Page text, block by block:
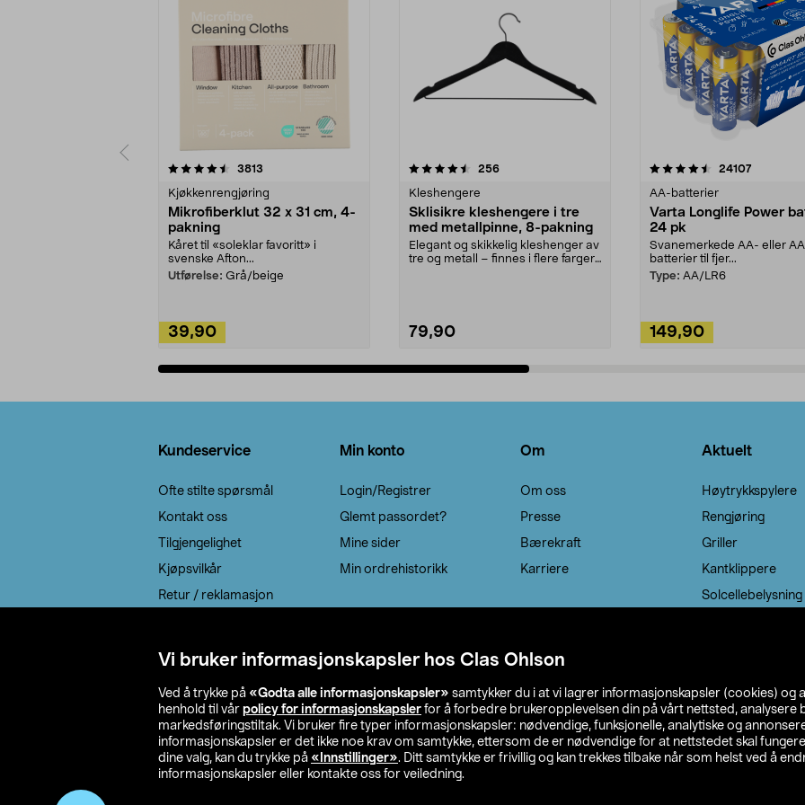
Vi bruker informasjonskapsler hos Clas Ohlson
Ved å trykke på «Godta alle informasjonskapsler» samtykker du i at vi lagrer informasjonskapsler (cookies) og
henhold til vår policy for informasjonskapsler for å forbedre brukeropplevelsen din på vårt nettsted, analysere
markedsføringstiltak. Vi bruker fire typer informasjonskapsler: nødvendige, funksjonelle, analytiske og
informasjonskapsler er det ikke noe krav om samtykke, ettersom de er nødvendige for at nettstedet skal
dine valg, kan du trykke på «Innstillinger». Ditt samtykke er frivillig og kan trekkes tilbake når som helst ved å
informasjonskapsler eller kontakte oss for veiledning.
3813
Kjøkkenrengjøring
Mikrofiberklut 32 x 31 cm, 4-
pakning
Kåret til «soleklar favoritt» i
svenske Afton...
Utførelse: Grå/beige
39,90
4.5av 5 stjerner 256anmeldelser
Kleshengere
Sklisikre kleshengere i tre
med metallpinne, 8-pakning
Elegant og skikkelig kleshenger av
tre og metall – finnes i flere farger.
79,90
4.5av 5 stjerner 24107
AA-batterier
Varta Longlife Power
24 pk
Svanemerkede AA- eller
batterier til fjer...
Type: AA/LR6
149,90
4.5av 5 stjerner
Kundeservice
Ofte stilte spørsmål
Kontakt oss
Tilgjengelighet
Kjøpsvilkår
Retur / reklamasjon
Min konto
Login/Registrer
Glemt passordet?
Mine sider
Min ordrehistorikk
Om
Om oss
Presse
Bærekraft
Karriere
Aktuelt
Høytrykkspylere
Rengjøring
Griller
Kantklippere
Solcellebelysning